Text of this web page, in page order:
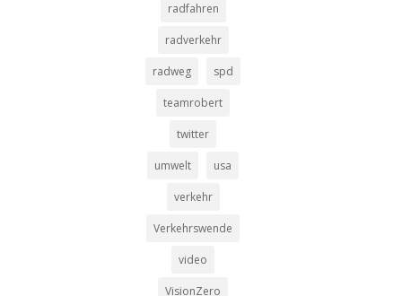
radfahren
radverkehr
radweg spd
teamrobert
twitter
umwelt usa
verkehr
Verkehrswende
video
VisionZero